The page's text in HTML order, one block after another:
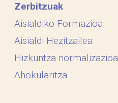
Zerbitzuak
Aisialdiko Formazioa
Aisialdi Hezitzailea
Hizkuntza normalizazioa
Ahokularitza